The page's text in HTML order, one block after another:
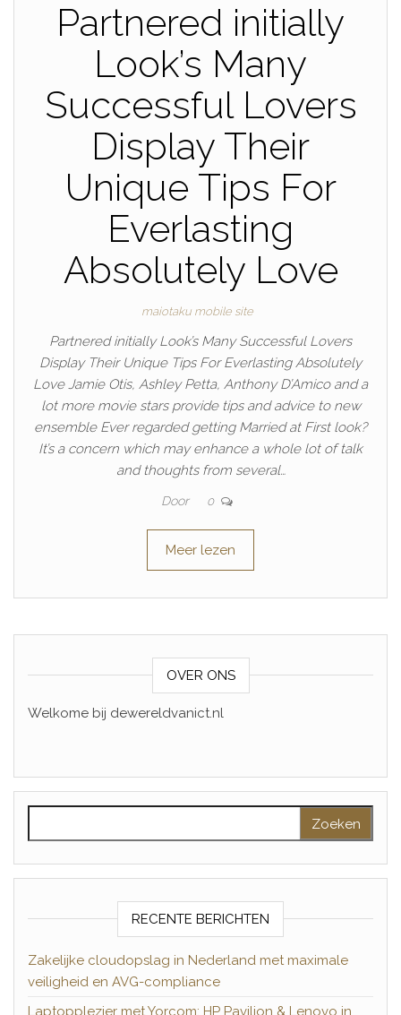
Partnered initially
Look’s Many
Successful Lovers
Display Their
Unique Tips For
Everlasting
Absolutely Love
maiotaku mobile site
Partnered initially Look’s Many Successful Lovers
Display Their Unique Tips For Everlasting Absolutely
Love Jamie Otis, Ashley Petta, Anthony D’Amico and a
lot more movie stars provide tips and advice to new
ensemble Ever regarded getting Married at First look?
It’s a concern which may enhance a whole lot of talk
and thoughts from several…
Door 0
Meer lezen
OVER ONS
Welkome bij dewereldvanict.nl
RECENTE BERICHTEN
Zakelijke cloudopslag in Nederland met maximale
veiligheid en AVG-compliance
Laptopplezier met Yorcom: HP Pavilion & Lenovo in